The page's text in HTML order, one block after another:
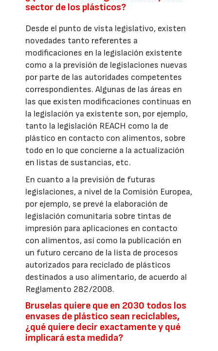
sector de los plásticos?
Desde el punto de vista legislativo, existen
novedades tanto referentes a
modificaciones en la legislación existente
como a la previsión de legislaciones nuevas
por parte de las autoridades competentes
correspondientes. Algunas de las áreas en
las que existen modificaciones continuas en
la legislación ya existente son, por ejemplo,
tanto la legislación REACH como la de
plástico en contacto con alimentos, sobre
todo en lo que concierne a la actualización
en listas de sustancias, etc.
En cuanto a la previsión de futuras
legislaciones, a nivel de la Comisión Europea,
por ejemplo, se prevé la elaboración de
legislación comunitaria sobre tintas de
impresión para aplicaciones en contacto
con alimentos, así como la publicación en
un futuro cercano de la lista de procesos
autorizados para reciclado de plásticos
destinados a uso alimentario, de acuerdo al
Reglamento 282/2008.
Bruselas quiere que en 2030 todos los
envases de plástico sean reciclables,
¿qué quiere decir exactamente y qué
implicará esta medida?